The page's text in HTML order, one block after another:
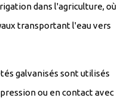
dans l'agriculture, où
transportant l'eau vers
galvanisés sont utilisés
ou en contact avec